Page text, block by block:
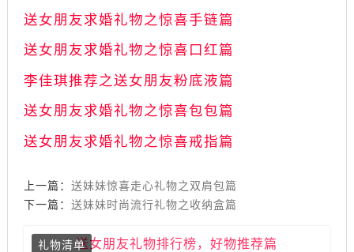
送女朋友求婚礼物之惊喜手链篇
送女朋友求婚礼物之惊喜口红篇
李佳琪推荐之送女朋友粉底液篇
送女朋友求婚礼物之惊喜包包篇
送女朋友求婚礼物之惊喜戒指篇
上一篇： 送妹妹惊喜走心礼物之双肩包篇
下一篇： 送妹妹时尚流行礼物之收纳盒篇
礼物清单送女朋友礼物排行榜，好物推荐篇